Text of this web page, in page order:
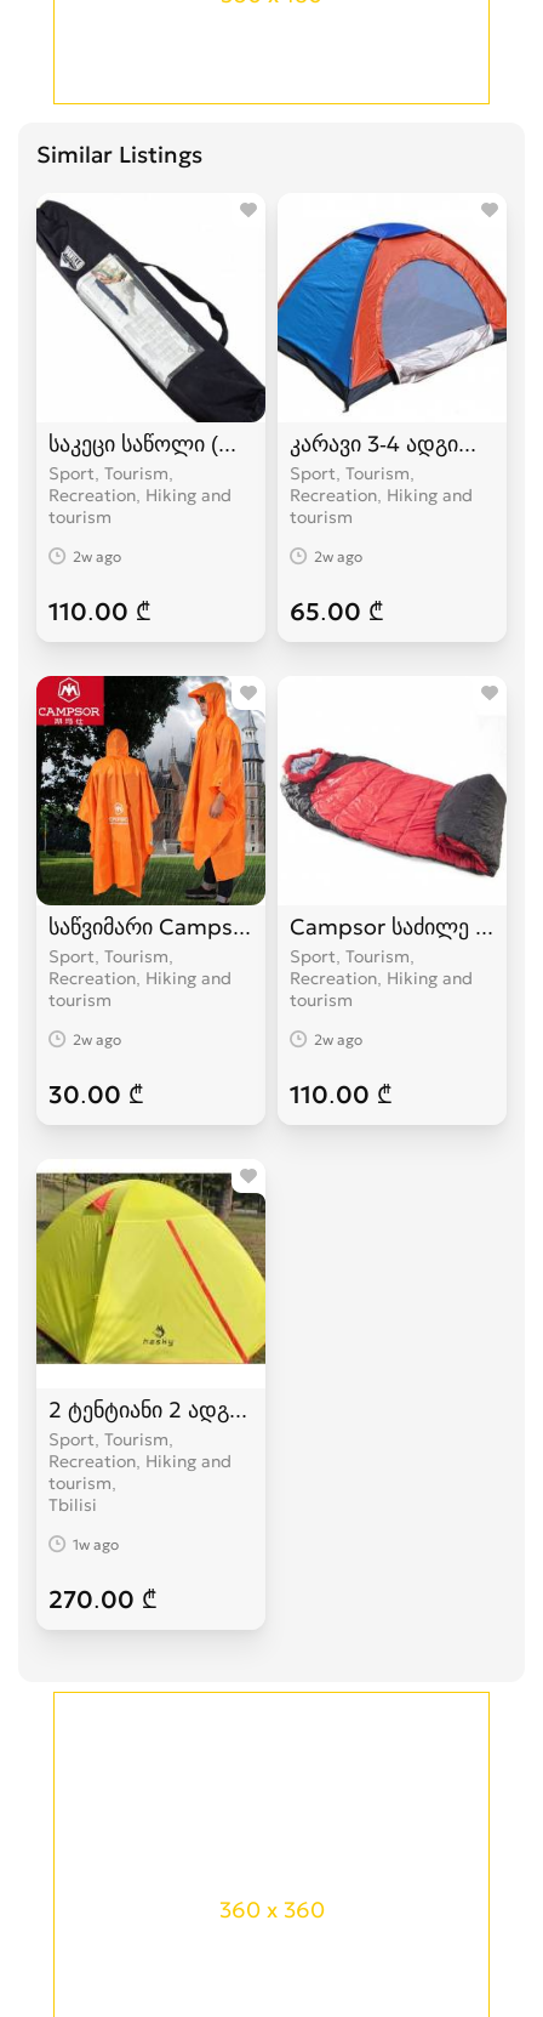
Similar Listings
საკეცი საწოლი (ლეჟანკა) გასაშლელი საწოლი
Sport, Tourism,
Recreation, Hiking and
tourism
2w ago
110.00 ₾
კარავი 3-4 ადგილიანი
Sport, Tourism,
Recreation, Hiking and
tourism
2w ago
65.00 ₾
საწვიმარი Campsor
Sport, Tourism,
Recreation, Hiking and
tourism
2w ago
30.00 ₾
Campsor საძილე
Sport, Tourism,
Recreation, Hiking and
tourism
2w ago
110.00 ₾
2 ტენტიანი 2 ადგილიანი HASKY karavi კარვები
Sport, Tourism,
Recreation, Hiking and
tourism
Tbilisi
1w ago
270.00 ₾
360 x 360